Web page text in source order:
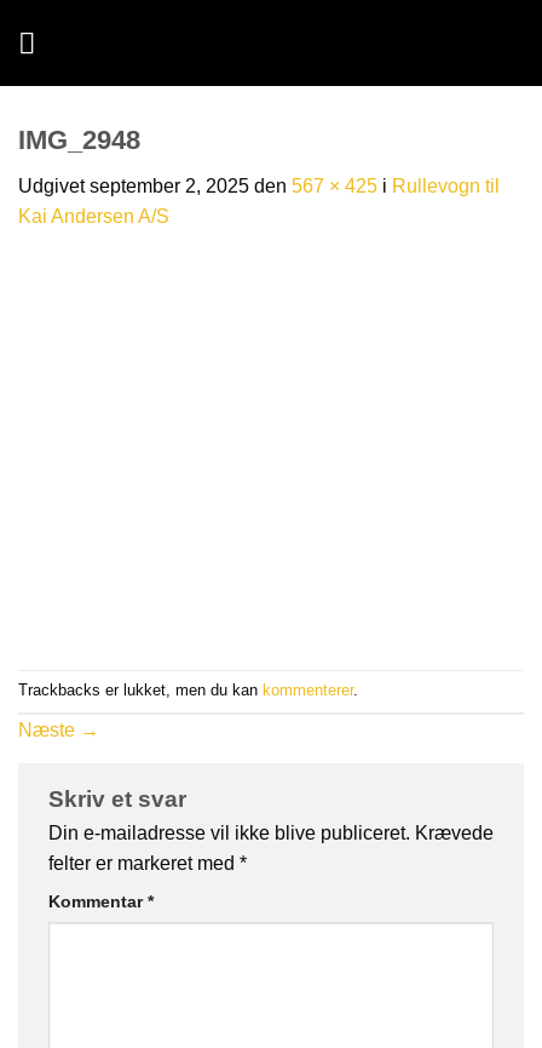
IMG_2948
Udgivetseptember 2, 2025 den 567 × 425 i Rullevogn til
Kai Andersen A/S
Trackbacks er lukket, men du kan kommenterer.
Næste →
Skriv et svar
Din e-mailadresse vil ikke blive publiceret. Krævede
felter er markeret med *
Kommentar*